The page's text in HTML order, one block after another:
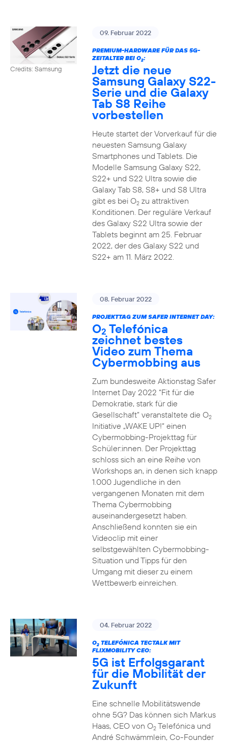
Credits: Samsung
09. Februar 2022
PREMIUM-HARDWARE FÜR DAS 5G-
ZEITALTER BEI O2:
Jetzt die neue
Samsung Galaxy S22-
Serie und die Galaxy
Tab S8 Reihe
vorbestellen
Heute startet der Vorverkauf für die
neuesten Samsung Galaxy
Smartphones und Tablets. Die
Modelle Samsung Galaxy S22,
S22+ und S22 Ultra sowie die
Galaxy Tab S8, S8+ und S8 Ultra
gibt es bei O2zu attraktiven
Konditionen. Der reguläre Verkauf
des Galaxy S22 Ultra sowie der
Tablets beginnt am 25. Februar
2022, der des Galaxy S22 und
S22+ am 11. März 2022.
08. Februar 2022
PROJEKTTAG ZUM SAFER INTERNET DAY:
O2 Telefónica
zeichnet bestes
Video zum Thema
Cybermobbing aus
Zum bundesweite Aktionstag Safer
Internet Day 2022 “Fit für die
Demokratie, stark für die
Gesellschaft” veranstaltete die O2
Initiative „WAKE UP!“ einen
Cybermobbing-Projekttag für
Schüler:innen. Der Projekttag
schloss sich an eine Reihe von
Workshops an, in denen sich knapp
1.000 Jugendliche in den
vergangenen Monaten mit dem
Thema Cybermobbing
auseinandergesetzt haben.
Anschließend konnten sie ein
Videoclip mit einer
selbstgewählten Cybermobbing-
Situation und Tipps für den
Umgang mit dieser zu einem
Wettbewerb einreichen.
04. Februar 2022
O2TELEFÓNICA TECTALK MIT
FLIXMOBILITY CEO:
5G ist Erfolgsgarant
für die Mobilität der
Zukunft
Eine schnelle Mobilitätswende
ohne 5G? Das können sich Markus
Haas, CEO von O2Telefónica und
André Schwämmlein, Co-Founder